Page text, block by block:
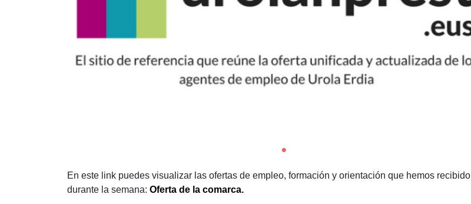
En este link puedes visualizar las ofertas de empleo, formación y orientación que hemos recibido
durante la semana: Oferta de la comarca.